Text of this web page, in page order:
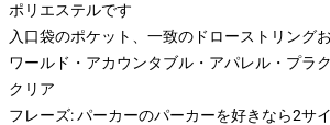
ポリエステルです
入口袋のポケット、一致のドローストリング
ワールド・アカウンタブル・アパレル・プラ
クリア
フレーズ: パーカーのパーカーを好きなら2サ